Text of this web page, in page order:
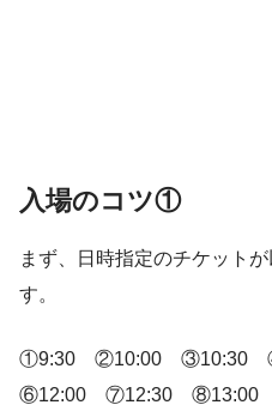
入場のコツ①
まず、日時指定のチケット
す。
①9:30 ②10:00 ③10:30
⑥12:00 ⑦12:30